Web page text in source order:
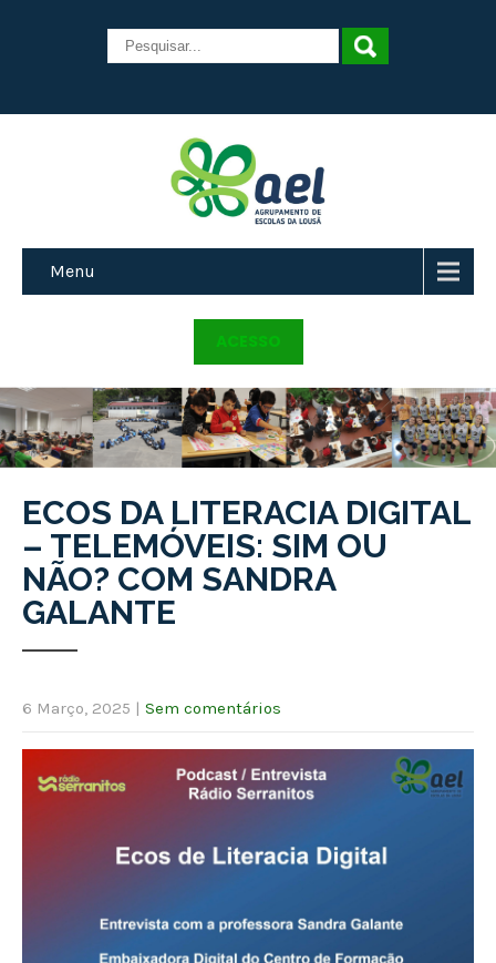
Menu
ACESSO
ECOS DA LITERACIA DIGITAL
– TELEMÓVEIS: SIM OU
NÃO? COM SANDRA
GALANTE
6 Março, 2025 | Sem comentários